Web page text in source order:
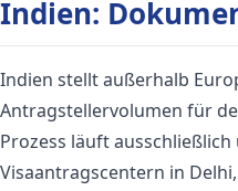
Indien:
Indien stellt außerhalb
Antragstellervolumen für
Prozess läuft ausschließlich
Visaantragscentern in